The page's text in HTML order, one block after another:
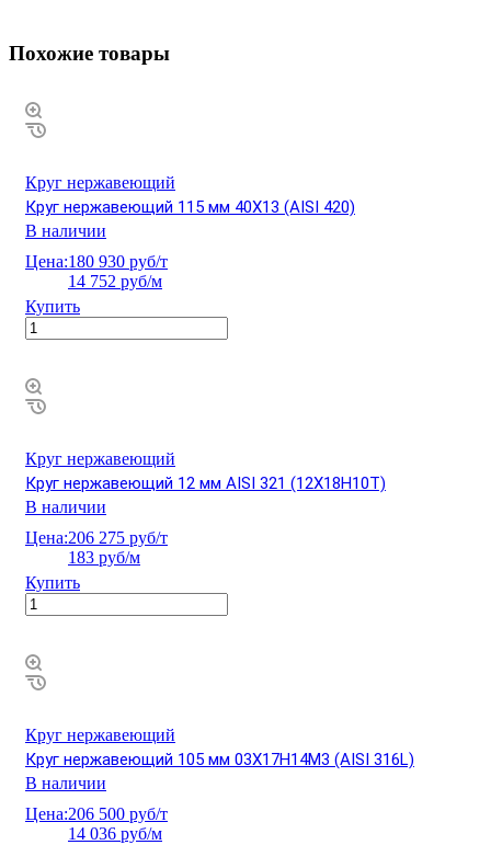
Похожие товары
Круг нержавеющий
Круг нержавеющий 115 мм 40Х13 (AISI 420)
В наличии
Цена:180 930 руб/т
14 752 руб/м
Купить
Круг нержавеющий
Круг нержавеющий 12 мм AISI 321 (12Х18Н10Т)
В наличии
Цена:206 275 руб/т
183 руб/м
Купить
Круг нержавеющий
Круг нержавеющий 105 мм 03Х17Н14М3 (AISI 316L)
В наличии
Цена:206 500 руб/т
14 036 руб/м